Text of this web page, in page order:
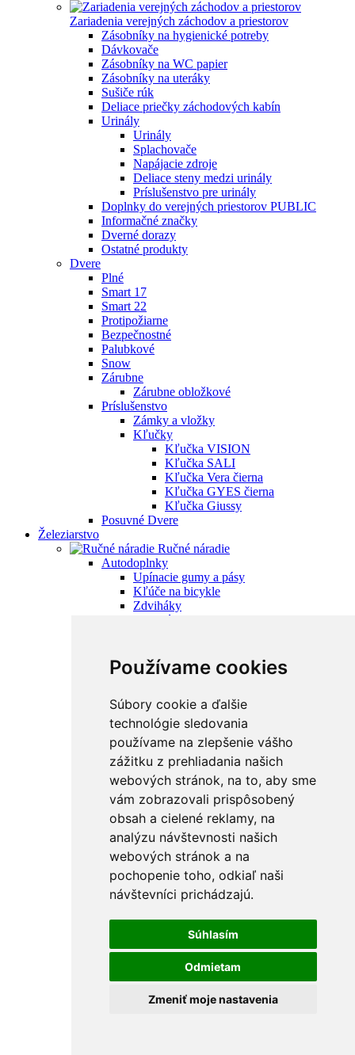
Používame cookies
Súbory cookie a ďalšie
technológie sledovania
používame na zlepšenie vášho
zážitku z prehliadania našich
webových stránok, na to, aby sme
vám zobrazovali prispôsobený
obsah a cielené reklamy, na
analýzu návštevnosti našich
webových stránok a na
pochopenie toho, odkiaľ naši
návštevníci prichádzajú.
Súhlasím
Odmietam
Zmeniť moje nastavenia
Zariadenia verejných záchodov a priestorov
Zásobníky na hygienické potreby
Dávkovače
Zásobníky na WC papier
Zásobníky na uteráky
Sušiče rúk
Deliace priečky záchodových kabín
Urinály
Urinály
Splachovače
Napájacie zdroje
Deliace steny medzi urinály
Príslušenstvo pre urinály
Doplnky do verejných priestorov PUBLIC
Informačné značky
Dverné dorazy
Ostatné produkty
Dvere
Plné
Smart 17
Smart 22
Protipožiarne
Bezpečnostné
Palubkové
Snow
Zárubne
Zárubne obložkové
Príslušenstvo
Zámky a vložky
Kľučky
Kľučka VISION
Kľučka SALI
Kľučka Vera čierna
Kľučka GYES čierna
Kľučka Giussy
Posuvné Dvere
Železiarstvo
Ručné náradie
Autodoplnky
Upínacie gumy a pásy
Kľúče na bicykle
Zdviháky
Ostatné
Štartovacie káble
Stavebné náradie
Maliarské potreby
Miešadlá
Ostatné
PU peny a tmely
Vedrá
Špachtle a hladítka
Držiaky na brúsne mriežky
Pištole na PU penu
Vytlačovacie lisy
Krížiky a kliny
Rebríky a vozíky
FÚRIKY
Skrutkovače a hroty
Nástrčné kľúče
Držiaky hrotov
L-kľúče
Skrutkovače
Sady skrutkovačov a hrotov
Hroty KITO Gripp
Sady hrotov
Hroty KITO Smart